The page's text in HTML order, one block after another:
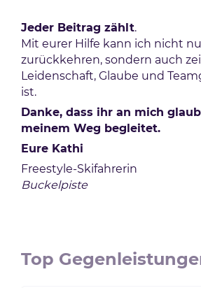
Jeder Beitrag zählt.
Mit eurer Hilfe kann ich nicht
zurückkehren, sondern auch
Leidenschaft, Glaube und
ist.
Danke, dass ihr an mich
meinem Weg begleitet.
Eure Kathi
Freestyle-Skifahrerin
Buckelpiste
Top